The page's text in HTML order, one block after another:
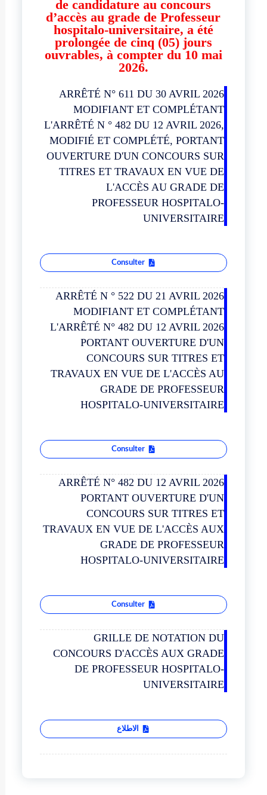
de candidature au concours
d’accès au grade de Professeur
hospitalo-universitaire, a été
prolongée de cinq (05) jours
ouvrables, à compter du 10 mai
2026.
ARRÊTÉ N° 611 DU 30 AVRIL 2026
MODIFIANT ET COMPLÉTANT
L'ARRÊTÉ N ° 482 DU 12 AVRIL 2026,
MODIFIÉ ET COMPLÉTÉ, PORTANT
OUVERTURE D'UN CONCOURS SUR
TITRES ET TRAVAUX EN VUE DE
L'ACCÈS AU GRADE DE
PROFESSEUR HOSPITALO-
UNIVERSITAIRE
Consulter
ARRÊTÉ N ° 522 DU 21 AVRIL 2026
MODIFIANT ET COMPLÉTANT
L'ARRÊTÉ N° 482 DU 12 AVRIL 2026
PORTANT OUVERTURE D'UN
CONCOURS SUR TITRES ET
TRAVAUX EN VUE DE L'ACCÈS AU
GRADE DE PROFESSEUR
HOSPITALO-UNIVERSITAIRE
Consulter
ARRÊTÉ N° 482 DU 12 AVRIL 2026
PORTANT OUVERTURE D'UN
CONCOURS SUR TITRES ET
TRAVAUX EN VUE DE L'ACCÈS AUX
GRADE DE PROFESSEUR
HOSPITALO-UNIVERSITAIRE
Consulter
GRILLE DE NOTATION DU
CONCOURS D'ACCÈS AUX GRADE
DE PROFESSEUR HOSPITALO-
UNIVERSITAIRE
الاطلاع